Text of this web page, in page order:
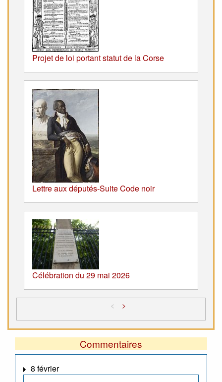
Projet de loi portant statut de la Corse
Lettre aux députés-Suite Code noir
Célébration du 29 mai 2026
< >
Commentaires
8 février